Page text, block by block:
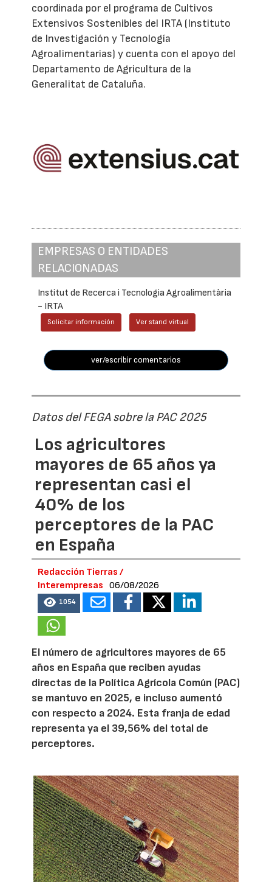
coordinada por el programa de Cultivos
Extensivos Sostenibles del IRTA (Instituto
de Investigación y Tecnología
Agroalimentarias) y cuenta con el apoyo del
Departamento de Agricultura de la
Generalitat de Cataluña.
EMPRESAS O ENTIDADES
RELACIONADAS
Institut de Recerca i Tecnologia Agroalimentària
- IRTA
Solicitar información Ver stand virtual
ver/escribir comentarios
Datos del FEGA sobre la PAC 2025
Los agricultores
mayores de 65 años ya
representan casi el
40% de los
perceptores de la PAC
en España
Redacción Tierras /
Interempresas
06/08/2026
1054
El número de agricultores mayores de 65
años en España que reciben ayudas
directas de la Política Agrícola Común (PAC)
se mantuvo en 2025, e incluso aumentó
con respecto a 2024. Esta franja de edad
representa ya el 39,56% del total de
perceptores.